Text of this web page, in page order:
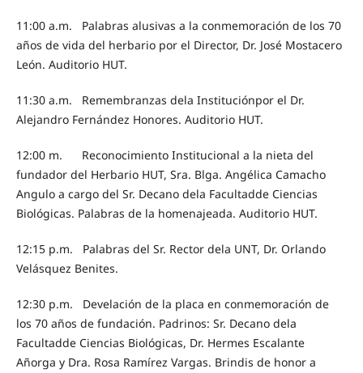
11:00 a.m. Palabras alusivas a la conmemoración de los 70
años de vida del herbario por el Director, Dr. José Mostacero
León. Auditorio HUT.
11:30 a.m. Remembranzas dela Instituciónpor el Dr.
Alejandro Fernández Honores. Auditorio HUT.
12:00 m. Reconocimiento Institucional a la nieta del
fundador del Herbario HUT, Sra. Blga. Angélica Camacho
Angulo a cargo del Sr. Decano dela Facultadde Ciencias
Biológicas. Palabras de la homenajeada. Auditorio HUT.
12:15 p.m. Palabras del Sr. Rector dela UNT, Dr. Orlando
Velásquez Benites.
12:30 p.m. Develación de la placa en conmemoración de
los 70 años de fundación. Padrinos: Sr. Decano dela
Facultadde Ciencias Biológicas, Dr. Hermes Escalante
Añorga y Dra. Rosa Ramírez Vargas. Brindis de honor a